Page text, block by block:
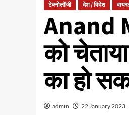
टेक्नोलॉजी देश / विदेश
Anand
को
का हो
admin 22 January 2023